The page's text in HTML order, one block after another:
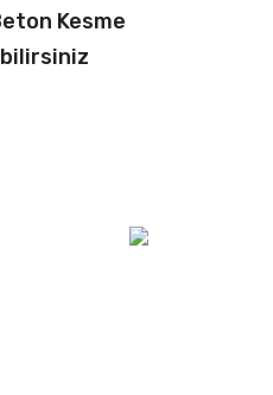
Kesme